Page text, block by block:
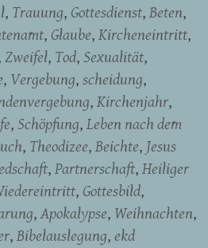
Trauung Gottesdienst Beten
Glaube Kircheneintritt
Zweifel Tod Sexualität
Vergebung scheidung
Kirchenjahr
Schöpfung Leben nach dem
Theodizee Beichte Jesus
Partnerschaft Heiliger
Gottesbild
Apokalypse Weihnachten
Bibelauslegung ekd